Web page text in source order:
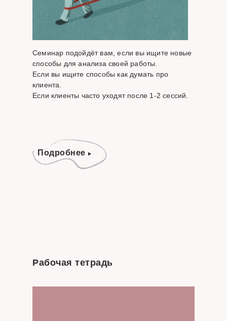
Семинар подойдёт вам, если вы ищите новые
способы для анализа своей работы.
Если вы ищите способы как думать про
клиента.
Если клиенты часто уходят после 1-2 сессий.
Подробнее
Рабочая тетрадь